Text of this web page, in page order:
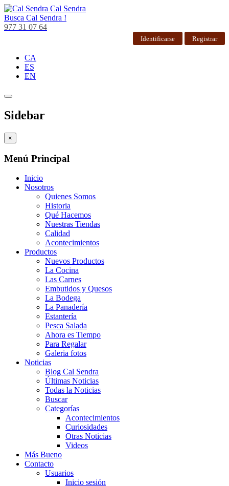
Cal Sendra
Busca Cal Sendra !
977 31 07 64
Identificarse Registrar
CA
ES
EN
Sidebar
×
Menú Principal
Inicio
Nosotros
Quienes Somos
Historia
Qué Hacemos
Nuestras Tiendas
Calidad
Acontecimientos
Productos
Nuevos Productos
La Cocina
Las Carnes
Embutidos y Quesos
La Bodega
La Panadería
Estantería
Pesca Salada
Ahora es Tiempo
Para Regalar
Galeria fotos
Noticias
Blog Cal Sendra
Últimas Noticias
Todas la Noticias
Buscar
Categorías
Acontecimientos
Curiosidades
Otras Noticias
Videos
Más Bueno
Contacto
Usuarios
Inicio sesión